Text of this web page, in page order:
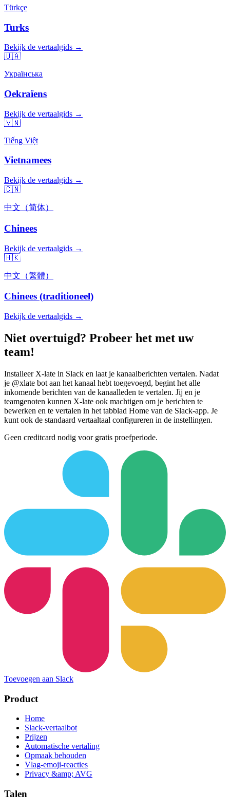
Türkçe
Turks
Bekijk de vertaalgids →
🇺🇦
Українська
Oekraïens
Bekijk de vertaalgids →
🇻🇳
Tiếng Việt
Vietnamees
Bekijk de vertaalgids →
🇨🇳
中文（简体）
Chinees
Bekijk de vertaalgids →
🇭🇰
中文（繁體）
Chinees (traditioneel)
Bekijk de vertaalgids →
Niet overtuigd? Probeer het met uw
team!
Installeer X-late in Slack en laat je kanaalberichten vertalen. Nadat
je @xlate bot aan het kanaal hebt toegevoegd, begint het alle
inkomende berichten van de kanaalleden te vertalen. Jij en je
teamgenoten kunnen X-late ook machtigen om je berichten te
bewerken en te vertalen in het tabblad Home van de Slack-app. Je
kunt ook de standaard vertaaltaal configureren in de instellingen.
Geen creditcard nodig voor gratis proefperiode.
Toevoegen aan Slack
Product
Home
Slack-vertaalbot
Prijzen
Automatische vertaling
Opmaak behouden
Vlag-emoji-reacties
Privacy &amp; AVG
Talen